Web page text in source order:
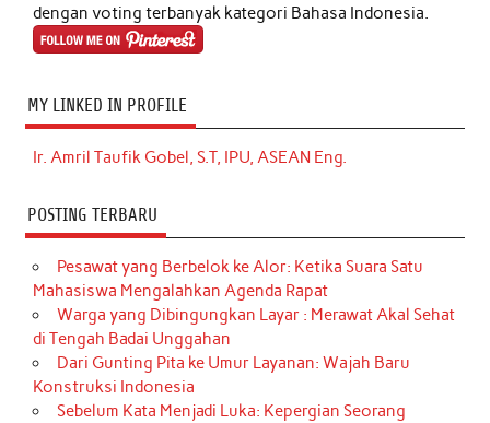
dengan voting terbanyak kategori Bahasa Indonesia.
MY LINKED IN PROFILE
Ir. Amril Taufik Gobel, S.T, IPU, ASEAN Eng.
POSTING TERBARU
Pesawat yang Berbelok ke Alor: Ketika Suara Satu
Mahasiswa Mengalahkan Agenda Rapat
Warga yang Dibingungkan Layar : Merawat Akal Sehat
di Tengah Badai Unggahan
Dari Gunting Pita ke Umur Layanan: Wajah Baru
Konstruksi Indonesia
Sebelum Kata Menjadi Luka: Kepergian Seorang